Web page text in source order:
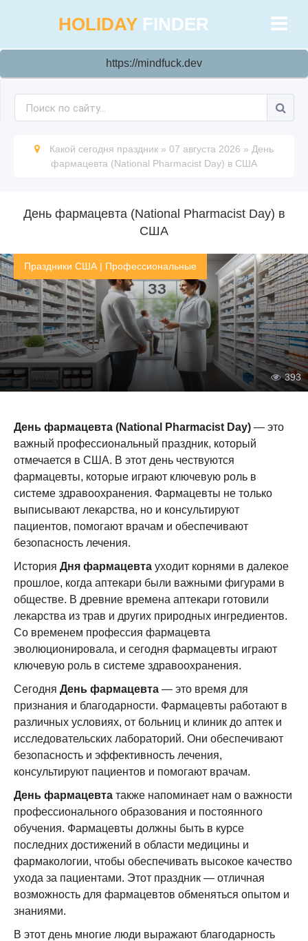
HOLIDAY FINDER
https://mindfuck.dev
Какой сегодня праздник » 07 августа 2026 » День
фармацевта (National Pharmacist Day) в США
День фармацевта (National Pharmacist Day) в
США
Праздники США | Профессиональные
393
День фармацевта (National Pharmacist Day) — это
важный профессиональный праздник, который
отмечается в США. В этот день чествуются
фармацевты, которые играют ключевую роль в
системе здравоохранения. Фармацевты не только
выписывают лекарства, но и консультируют
пациентов, помогают врачам и обеспечивают
безопасность лечения.
История Дня фармацевта уходит корнями в далекое
прошлое, когда аптекари были важными фигурами в
обществе. В древние времена аптекари готовили
лекарства из трав и других природных ингредиентов.
Со временем профессия фармацевта
эволюционировала, и сегодня фармацевты играют
ключевую роль в системе здравоохранения.
Сегодня День фармацевта — это время для
признания и благодарности. Фармацевты работают в
различных условиях, от больниц и клиник до аптек и
исследовательских лабораторий. Они обеспечивают
безопасность и эффективность лечения,
консультируют пациентов и помогают врачам.
День фармацевта также напоминает нам о важности
профессионального образования и постоянного
обучения. Фармацевты должны быть в курсе
последних достижений в области медицины и
фармакологии, чтобы обеспечивать высокое качество
ухода за пациентами. Этот праздник — отличная
возможность для фармацевтов обменяться опытом и
знаниями.
В этот день многие люди выражают благодарность